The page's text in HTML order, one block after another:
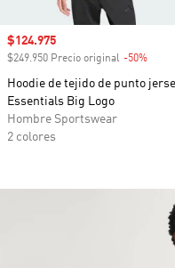
Precio de venta
$124.975
$249.950 Precio original -50%
Hoodie de tejido de punto
Essentials Big Logo
Hombre Sportswear
2 colores